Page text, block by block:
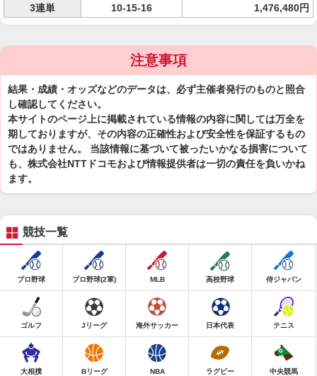
3連単
10-15-16 1,476,480円
注意事項
結果・成績・オッズなどのデータは、必ず主催者発行のものと照合
し確認してください。
本サイトのページ上に掲載されている情報の内容に関しては万全を
期しておりますが、その内容の正確性および安全性を保証するもの
ではありません。 当該情報に基づいて被ったいかなる損害について
も、株式会社NTTドコモおよび情報提供者は一切の責任を負いかね
ます。
競技一覧
プロ野球 プロ野球(2軍) MLB 高校野球 侍ジャパン
ゴルフ Jリーグ 海外サッカー 日本代表 テニス
大相撲 Bリーグ NBA ラグビー 中央競馬